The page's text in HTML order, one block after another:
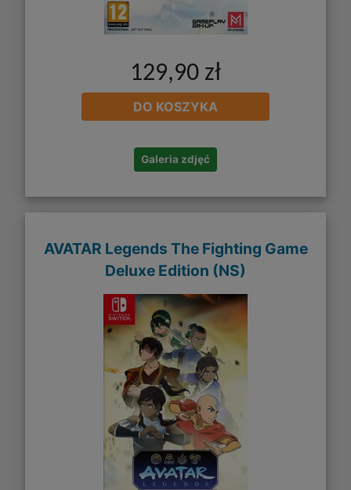
129,90 zł
DO KOSZYKA
Galeria zdjęć
AVATAR Legends The Fighting Game
Deluxe Edition (NS)